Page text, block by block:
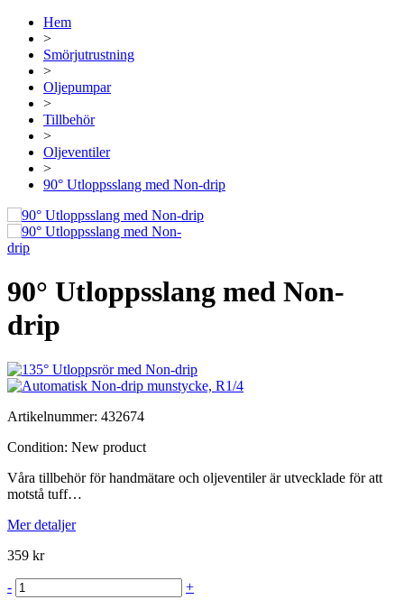
Hem
>
Smörjutrustning
>
Oljepumpar
>
Tillbehör
>
Oljeventiler
>
90° Utloppsslang med Non-drip
90° Utloppsslang med Non-
drip
Artikelnummer: 432674
Condition: New product
Våra tillbehör för handmätare och oljeventiler är utvecklade för att
motstå tuff…
Mer detaljer
359 kr
- +